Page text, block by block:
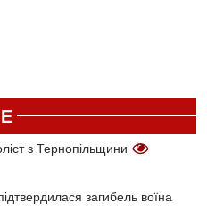
з Тернопільщини
загибель воїна